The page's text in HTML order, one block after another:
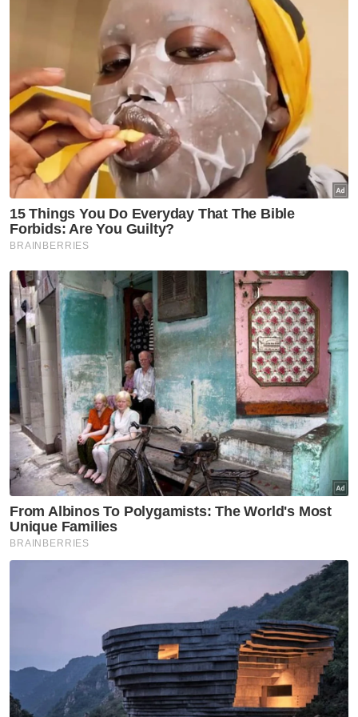
perlu dielakkan kerana ia dilihat menjatuhkan
maruah dan mempamerkan aurat wanita.
Jika dilakukan secara berlebihan sehingga
menonjolkan aurat sudah tentu boleh
menjadi haram," katanya ketika dihubungi
Sinar Harian di sini pada Jumaat.
Selain itu, ketika ditanya mengenai trend
menari tersebut dilihat menyerupai amalan
agama lain, Mohamad Sabri menjelaskan
perbuatan tersebut adalah haram kerana ia
menyerupai agama lain.
"Sekiranya ia mengikut agama lain maka
adalah diharamkan kerana menyerupai
agama lain.
"Bagaimanapun, jika tidak ada kena mengena
dengan agama lain tetapi mengundang fitnah
sehingga menjadi satu trend yang dianggap
tidak manis dan tidak bermoral apatah lagi
tidak pernah berlaku dalam tradisi budaya
kita, maka sewajarnya perbuatan sedemikian
dielakkan.